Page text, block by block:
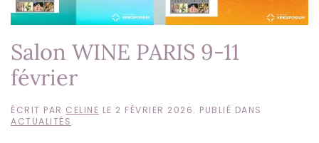
Salon WINE PARIS 9-11
février
ÉCRIT PAR CELINE LE 2 FÉVRIER 2026. PUBLIÉ DANS
ACTUALITÉS.